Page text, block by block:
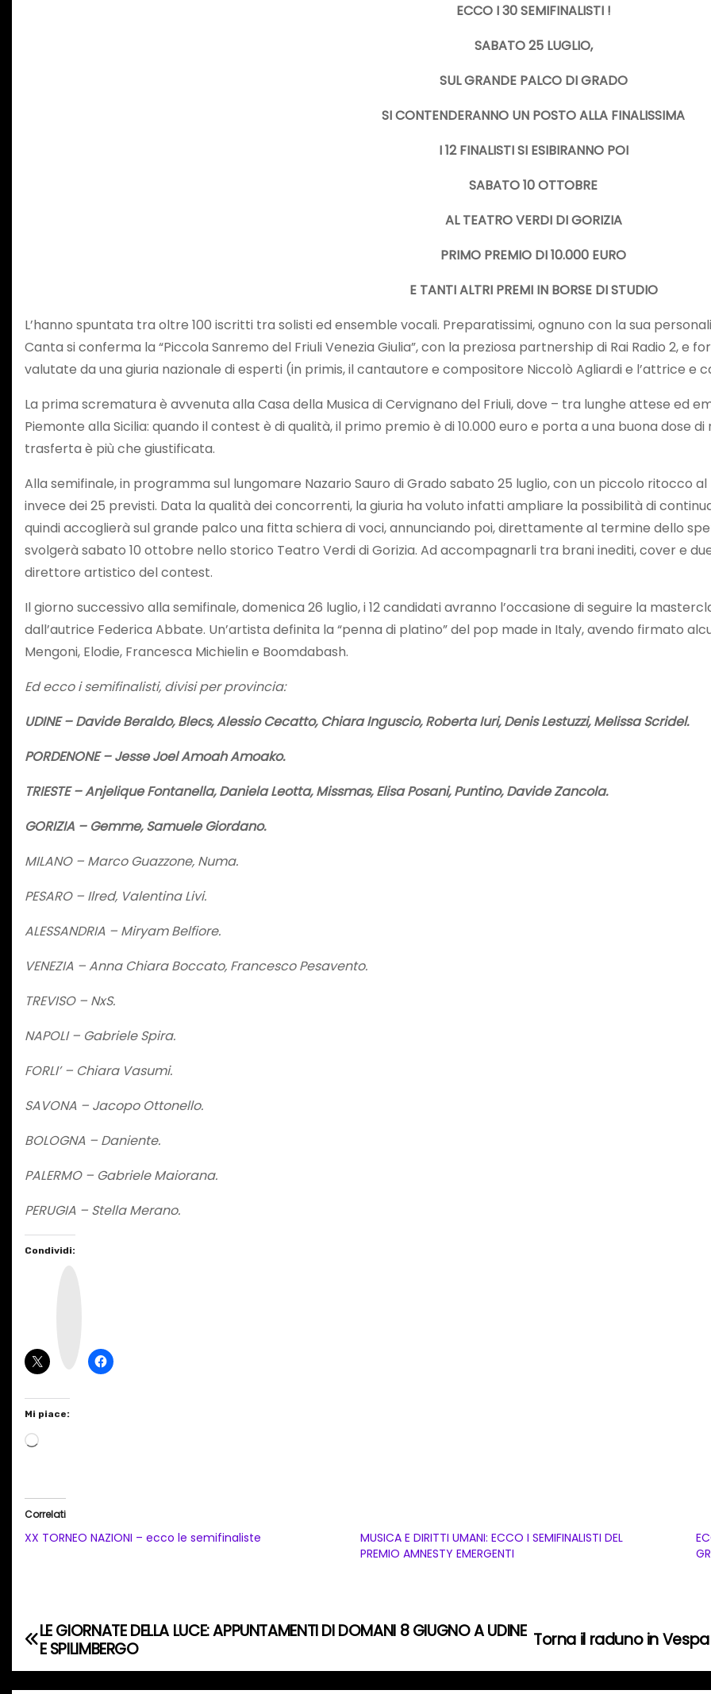
ECCO I 30 SEMIFINALISTI !
SABATO 25 LUGLIO,
SUL GRANDE PALCO DI GRADO
SI CONTENDERANNO UN POSTO ALLA FINALISSIMA
I 12 FINALISTI SI ESIBIRANNO POI
SABATO 10 OTTOBRE
AL TEATRO VERDI DI GORIZIA
PRIMO PREMIO DI 10.000 EURO
E TANTI ALTRI PREMI IN BORSE DI STUDIO
L’hanno spuntata tra oltre 100 iscritti tra solisti ed ensemble vocali. Preparatissimi, ognuno con la sua
Canta si conferma la “Piccola Sanremo del Friuli Venezia Giulia”, con la preziosa partnership di Rai Radio 2, e
valutate da una giuria nazionale di esperti (in primis, il cantautore e compositore Niccolò Agliardi e l’attrice e
La prima scrematura è avvenuta alla Casa della Musica di Cervignano del Friuli, dove – tra lunghe attese ed
Piemonte alla Sicilia: quando il contest è di qualità, il primo premio è di 10.000 euro e porta a una buona dose
trasferta è più che giustificata.
Alla semifinale, in programma sul lungomare Nazario Sauro di Grado sabato 25 luglio, con un piccolo ritocco
invece dei 25 previsti. Data la qualità dei concorrenti, la giuria ha voluto infatti ampliare la possibilità di
quindi accoglierà sul grande palco una fitta schiera di voci, annunciando poi, direttamente al termine dello
svolgerà sabato 10 ottobre nello storico Teatro Verdi di Gorizia. Ad accompagnarli tra brani inediti, cover e
direttore artistico del contest.
Il giorno successivo alla semifinale, domenica 26 luglio, i 12 candidati avranno l’occasione di seguire la
dall’autrice Federica Abbate. Un’artista definita la “penna di platino” del pop made in Italy, avendo firmato
Mengoni, Elodie, Francesca Michielin e Boomdabash.
Ed ecco i semifinalisti, divisi per provincia:
UDINE – Davide Beraldo, Blecs, Alessio Cecatto, Chiara Inguscio, Roberta Iuri, Denis Lestuzzi, Melissa Scridel.
PORDENONE – Jesse Joel Amoah Amoako.
TRIESTE – Anjelique Fontanella, Daniela Leotta, Missmas, Elisa Posani, Puntino, Davide Zancola.
GORIZIA – Gemme, Samuele Giordano.
MILANO – Marco Guazzone, Numa.
PESARO – Ilred, Valentina Livi.
ALESSANDRIA – Miryam Belfiore.
VENEZIA – Anna Chiara Boccato, Francesco Pesavento.
TREVISO – NxS.
NAPOLI – Gabriele Spira.
FORLI’ – Chiara Vasumi.
SAVONA – Jacopo Ottonello.
BOLOGNA – Daniente.
PALERMO – Gabriele Maiorana.
PERUGIA – Stella Merano.
Condividi:
Mi piace:
C
t
Correlati
XX TORNEO NAZIONI – ecco le semifinaliste
MUSICA E DIRITTI UMANI: ECCO I SEMIFINALISTI DEL
PREMIO AMNESTY EMERGENTI
N
a
Torna il raduno in
LE GIORNATE DELLA LUCE: APPUNTAMENTI DI DOMANI 8 GIUGNO A UDINE
E SPILIMBERGO